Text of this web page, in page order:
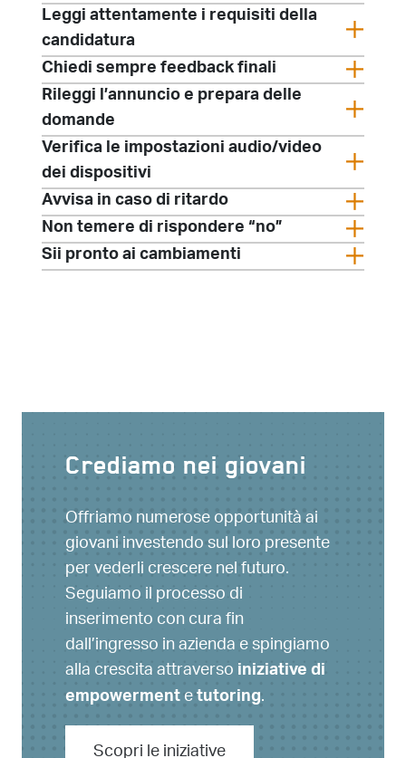
Leggi attentamente i requisiti della
candidatura
Chiedi sempre feedback finali
Rileggi l’annuncio e prepara delle
domande
​​​​​​​Verifica le impostazioni audio/video
dei dispositivi
Avvisa in caso di ritardo
Non temere di rispondere “no”
Sii pronto ai cambiamenti
Crediamo nei giovani
Offriamo numerose opportunità ai
giovani investendo sul loro presente
per vederli crescere nel futuro.
Seguiamo il processo di
inserimento con cura fin
dall’ingresso in azienda e spingiamo
alla crescita attraversoiniziative di
empowermentetutoring.